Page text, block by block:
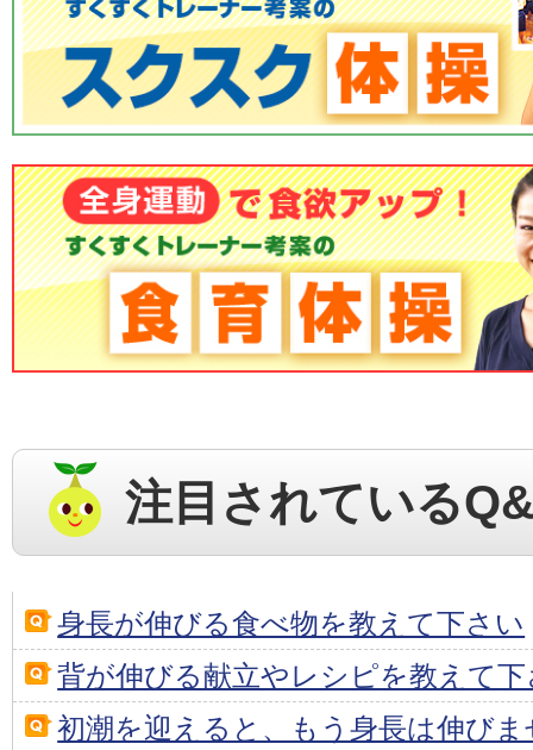
注目されている
身長が伸びる食べ物を教えて下さい
背が伸びる献立やレシピを教えて
初潮を迎えると、もう身長は伸び